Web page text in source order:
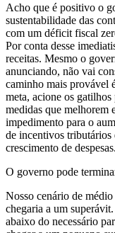
Acho que é positivo o
sustentabilidade das
com um déficit fiscal
Por conta desse
receitas. Mesmo o
anunciando, não vai
caminho mais provável
meta, acione os
medidas que melhorem
impedimento para o
de incentivos tributários
crescimento de despesas.
O governo pode
Nosso cenário de
chegaria a um
abaixo do necessário